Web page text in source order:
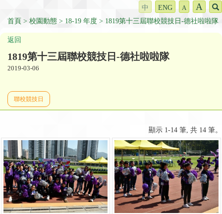
中 ENG A A
首頁 校園動態 18-19 年度 1819第十三屆聯校競技日-德社啦啦隊
返回
1819第十三屆聯校競技日-德社啦啦隊
2019-03-06
聯校競技日
顯示 1-14 筆, 共 14 筆。